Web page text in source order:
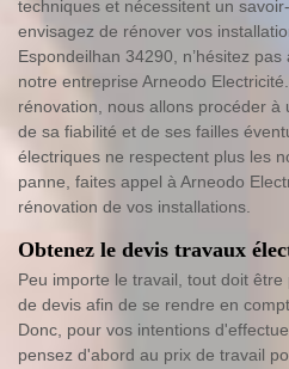
techniques et nécessitent un
envisagez de rénover vos
Espondeilhan 34290, n’hésitez
notre entreprise Arneodo
rénovation, nous allons procéder à
de sa fiabilité et de ses failles
électriques ne respectent plus les
panne, faites appel à Arneodo
rénovation de vos installations.
Obtenez le devis travaux
Peu importe le travail, tout doit
de devis afin de se rendre en
Donc, pour vos intentions
pensez d'abord au prix de travail